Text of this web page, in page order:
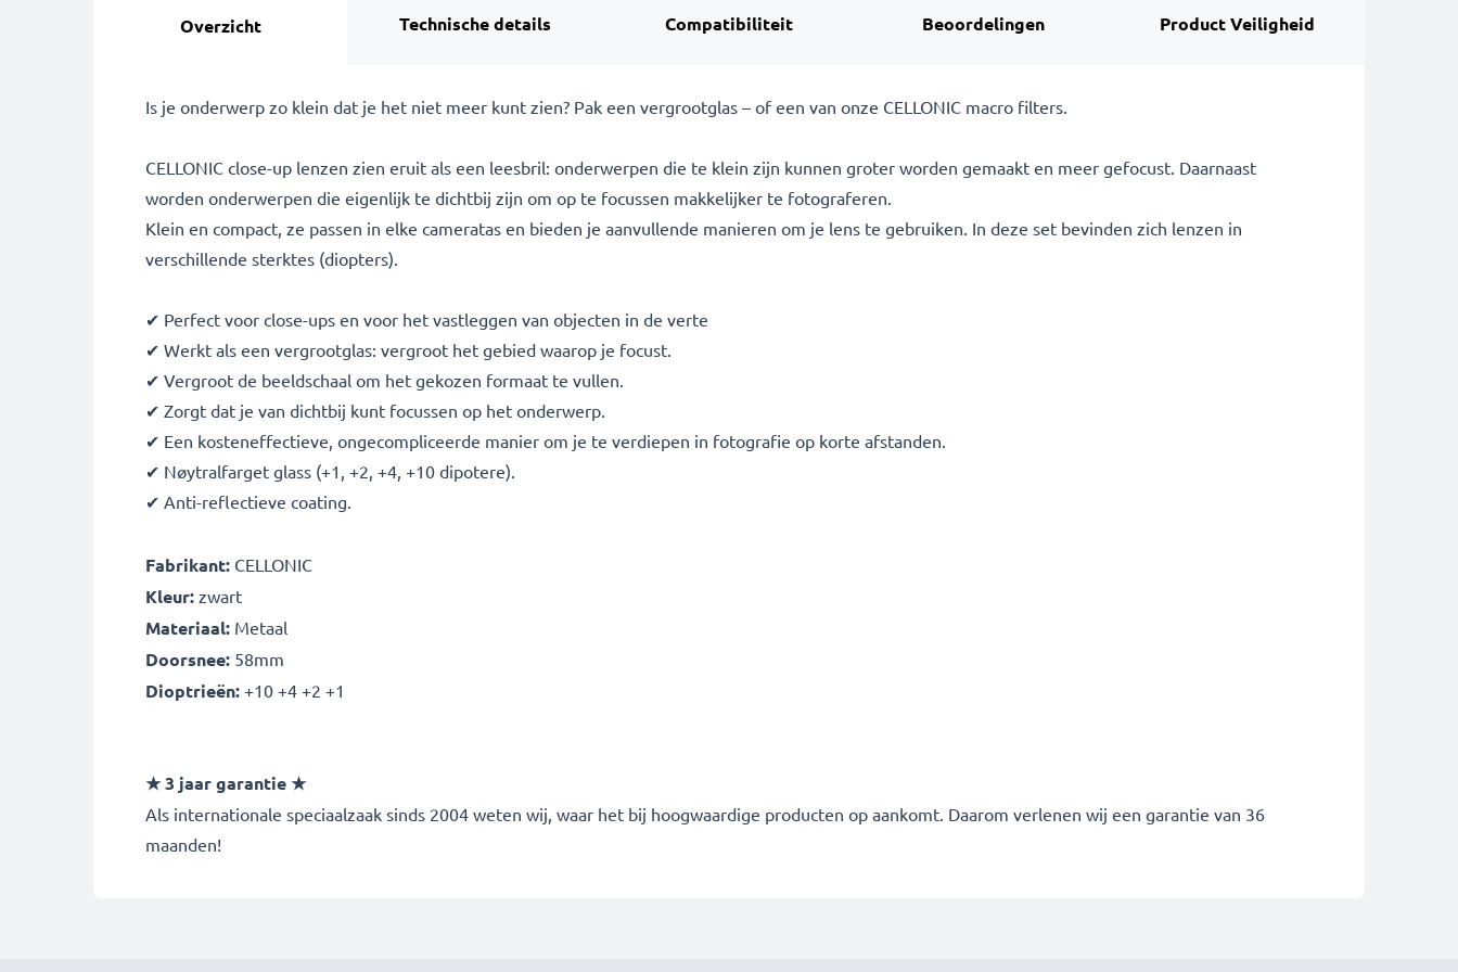
Overzicht Technische details Compatibiliteit Beoordelingen Product Veiligheid
Is je onderwerp zo klein dat je het niet meer kunt zien? Pak een vergrootglas – of een van onze CELLONIC macro filters.
CELLONIC close-up lenzen zien eruit als een leesbril: onderwerpen die te klein zijn kunnen groter worden gemaakt en meer gefocust. Daarnaast
worden onderwerpen die eigenlijk te dichtbij zijn om op te focussen makkelijker te fotograferen.
Klein en compact, ze passen in elke cameratas en bieden je aanvullende manieren om je lens te gebruiken. In deze set bevinden zich lenzen in
verschillende sterktes (diopters).
✔ Perfect voor close-ups en voor het vastleggen van objecten in de verte
✔ Werkt als een vergrootglas: vergroot het gebied waarop je focust.
✔ Vergroot de beeldschaal om het gekozen formaat te vullen.
✔ Zorgt dat je van dichtbij kunt focussen op het onderwerp.
✔ Een kosteneffectieve, ongecompliceerde manier om je te verdiepen in fotografie op korte afstanden.
✔ Nøytralfarget glass (+1, +2, +4, +10 dipotere).
✔ Anti-reflectieve coating.
Fabrikant: CELLONIC
Kleur: zwart
Materiaal: Metaal
Doorsnee: 58mm
Dioptrieën: +10 +4 +2 +1
★ 3 jaar garantie ★
Als internationale speciaalzaak sinds 2004 weten wij, waar het bij hoogwaardige producten op aankomt. Daarom verlenen wij een garantie van 36
maanden!